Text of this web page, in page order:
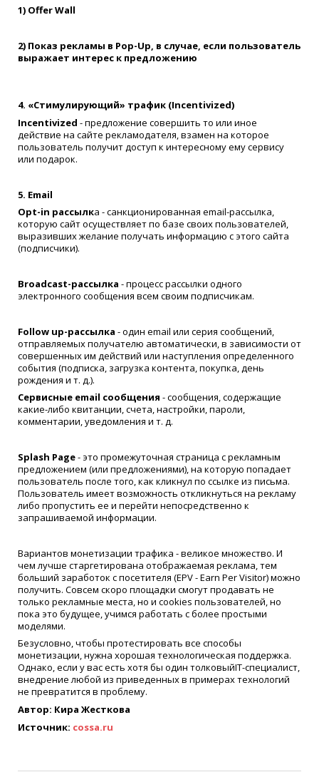
1) Offer Wall
2) Показ рекламы в Pop-Up, в случае, если пользователь
выражает интерес к предложению
4. «Стимулирующий» трафик (Incentivized)
Incentivized - предложение совершить то или иное
действие на сайте рекламодателя, взамен на которое
пользователь получит доступ к интересному ему сервису
или подарок.
5. Email
Opt-in рассылка - санкционированная email-рассылка,
которую сайт осуществляет по базе своих пользователей,
выразивших желание получать информацию с этого сайта
(подписчики).
Broadcast-рассылка - процесс рассылки одного
электронного сообщения всем своим подписчикам.
Follow up-рассылка - один email или серия сообщений,
отправляемых получателю автоматически, в зависимости от
совершенных им действий или наступления определенного
события (подписка, загрузка контента, покупка, день
рождения и т. д.).
Сервисные email сообщения - сообщения, содержащие
какие-либо квитанции, счета, настройки, пароли,
комментарии, уведомления и т. д.
Splash Page- это промежуточная страница с рекламным
предложением (или предложениями), на которую попадает
пользователь после того, как кликнул по ссылке из письма.
Пользователь имеет возможность откликнуться на рекламу
либо пропустить ее и перейти непосредственно к
запрашиваемой информации.
Вариантов монетизации трафика - великое множество. И
чем лучше старгетирована отображаемая реклама, тем
больший заработок с посетителя (EPV - Earn Per Visitor) можно
получить. Совсем скоро площадки смогут продавать не
только рекламные места, но и cookies пользователей, но
пока это будущее, учимся работать с более простыми
моделями.
Безусловно, чтобы протестировать все способы
монетизации, нужна хорошая технологическая поддержка.
Однако, если у вас есть хотя бы один толковыйIT-специалист,
внедрение любой из приведенных в примерах технологий
не превратится в проблему.
Автор: Кира Жесткова
Источник: cossa.ru